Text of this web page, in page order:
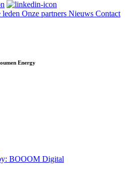
leden Onze partners Nieuws Contact
Energy
BOOOM Digital